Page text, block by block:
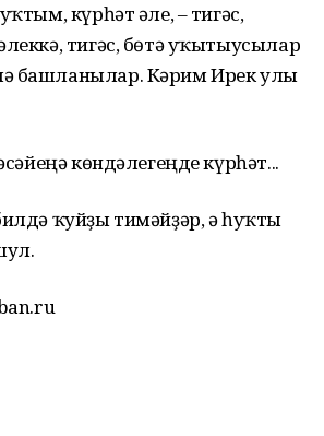
күрһәт әле, – тигәс,
тигәс, бөтә уҡытыусылар
башланылар. Кәрим Ирек улы
көндәлегеңде күрһәт...
ҡуйҙы тимәйҙәр, ә һуҡты